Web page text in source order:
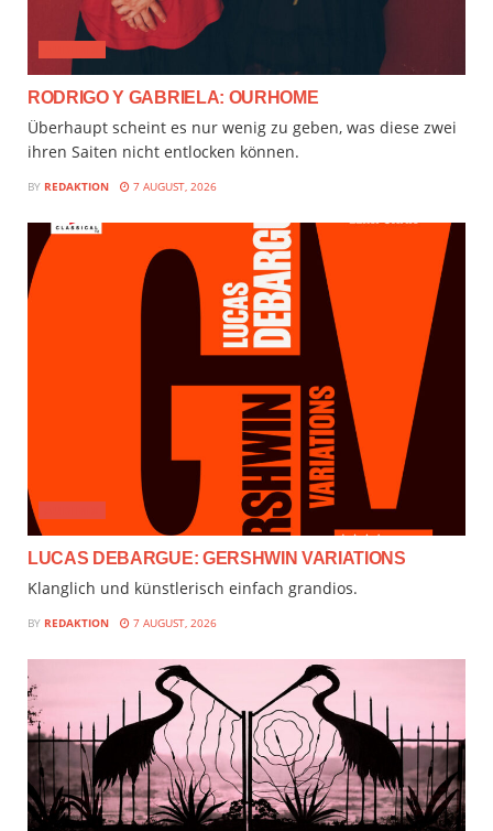
RODRIGO Y GABRIELA: OURHOME
Überhaupt scheint es nur wenig zu geben, was diese zwei
ihren Saiten nicht entlocken können.
BY REDAKTION 7 AUGUST, 2026
LUCAS DEBARGUE: GERSHWIN VARIATIONS
Klanglich und künstlerisch einfach grandios.
BY REDAKTION 7 AUGUST, 2026